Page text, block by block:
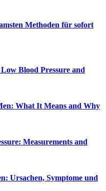
Methoden für sofort
Blood Pressure and
What It Means and Why
Measurements and
Ursachen, Symptome und